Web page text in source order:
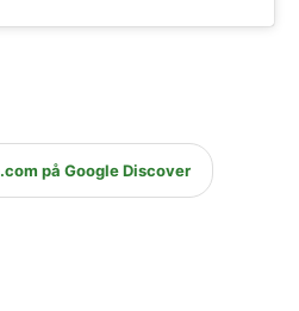
på Google Discover